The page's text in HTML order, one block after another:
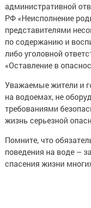
административной
РФ «Неисполнение
представителями
по содержанию и
либо уголовной
«Оставление в
Уважаемые жители и
на водоемах, не
требованиями
жизнь серьезной
Помните, что
поведения на воде –
спасения жизни